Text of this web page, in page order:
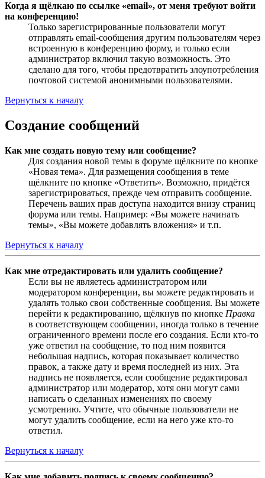
Когда я щёлкаю по ссылке «email», от меня требуют войти
на конференцию!
Только зарегистрированные пользователи могут
отправлять email-сообщения другим пользователям через
встроенную в конференцию форму, и только если
администратор включил такую возможность. Это
сделано для того, чтобы предотвратить злоупотребления
почтовой системой анонимными пользователями.
Вернуться к началу
Создание сообщений
Как мне создать новую тему или сообщение?
Для создания новой темы в форуме щёлкните по кнопке
«Новая тема». Для размещения сообщения в теме
щёлкните по кнопке «Ответить». Возможно, придётся
зарегистрироваться, прежде чем отправить сообщение.
Перечень ваших прав доступа находится внизу страниц
форума или темы. Например: «Вы можете начинать
темы», «Вы можете добавлять вложения» и т.п.
Вернуться к началу
Как мне отредактировать или удалить сообщение?
Если вы не являетесь администратором или
модератором конференции, вы можете редактировать и
удалять только свои собственные сообщения. Вы можете
перейти к редактированию, щёлкнув по кнопке Правка
в соответствующем сообщении, иногда только в течение
ограниченного времени после его создания. Если кто-то
уже ответил на сообщение, то под ним появится
небольшая надпись, которая показывает количество
правок, а также дату и время последней из них. Эта
надпись не появляется, если сообщение редактировал
администратор или модератор, хотя они могут сами
написать о сделанных изменениях по своему
усмотрению. Учтите, что обычные пользователи не
могут удалить сообщение, если на него уже кто-то
ответил.
Вернуться к началу